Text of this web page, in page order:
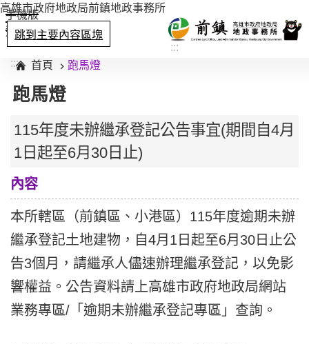
跳到主要內容區塊
手機版
選單
高雄市政府地政局前鎮地政事務所
:::
:::
首頁 跑馬燈
跑馬燈
115年度未辦繼承登記公告事宜(期間自4月
1日起至6月30日止)
內容
本所轄區（前鎮區、小港區）115年度逾期未辦
繼承登記土地建物，自4月1日起至6月30日止公
告3個月，請繼承人儘速辦理繼承登記，以免影
響權益。公告資料請上高雄市政府地政局網站
業務專區/「逾期未辦繼承登記專區」查詢。